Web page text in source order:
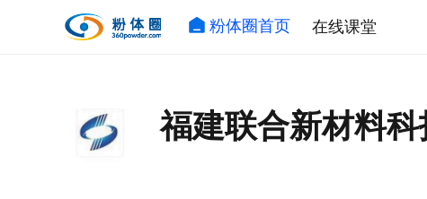
粉体圈首页 在线课堂
福建联合新材料科